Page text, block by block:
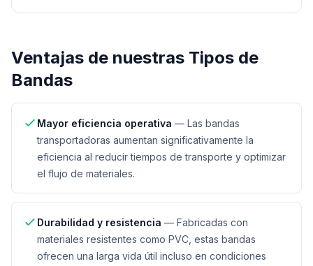
Ventajas de nuestras Tipos de
Bandas
Mayor eficiencia operativa — Las bandas
transportadoras aumentan significativamente la
eficiencia al reducir tiempos de transporte y optimizar
el flujo de materiales.
Durabilidad y resistencia — Fabricadas con
materiales resistentes como PVC, estas bandas
ofrecen una larga vida útil incluso en condiciones